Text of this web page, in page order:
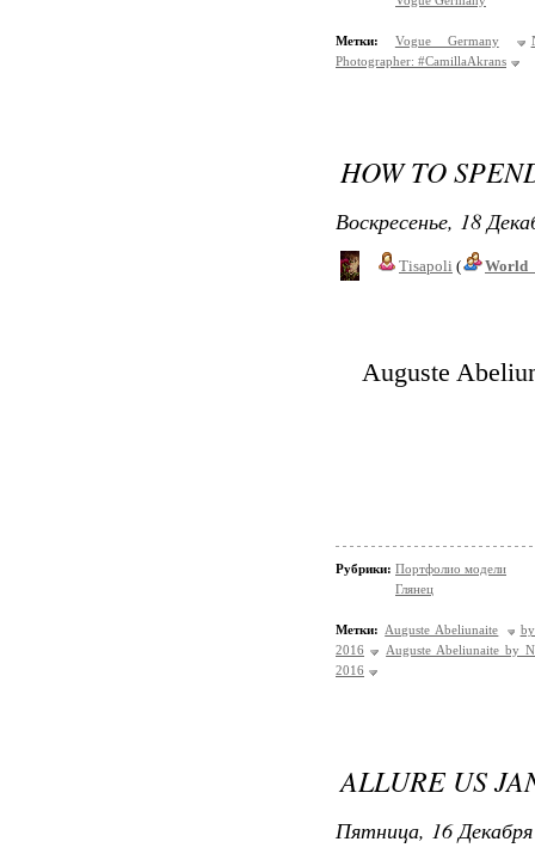
Метки: Vogue Germany
Photographer: #CamillaAkrans
HOW TO
Воскресенье, 18
Tisapoli (
Auguste
Рубрики: Портфолио модели
Глянец
Метки: Auguste Abeliunaite
2016
Auguste Abeliunaite by
2016
ALLURE US
Пятница, 16